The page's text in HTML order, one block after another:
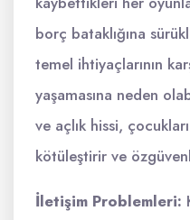
borç bataklığına
temel ihtiyaçlarının
yaşamasına neden
ve açlık hissi,
kötüleştirir ve
İletişim Problemleri: